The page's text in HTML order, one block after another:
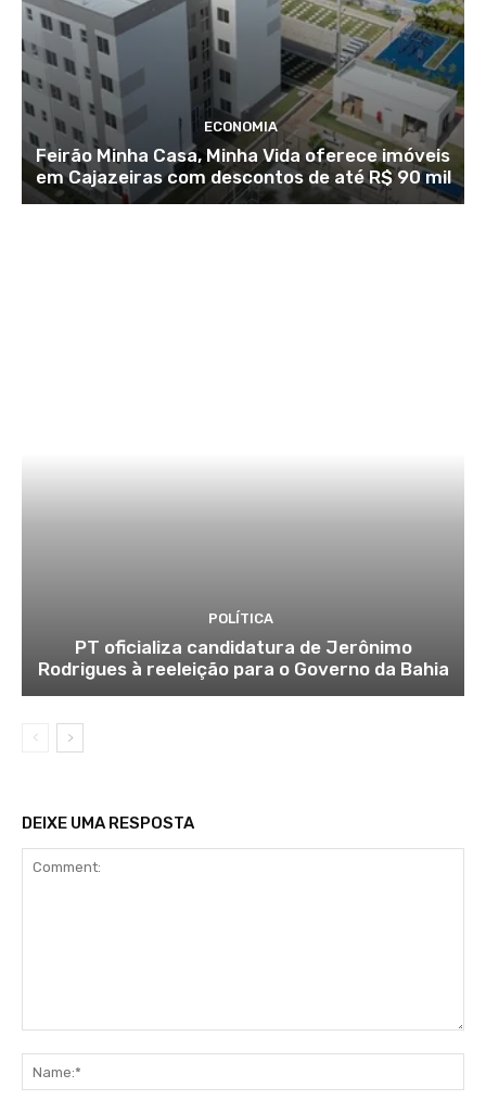
ECONOMIA
Feirão Minha Casa, Minha Vida oferece imóveis
em Cajazeiras com descontos de até R$ 90 mil
POLÍTICA
PT oficializa candidatura de Jerônimo
Rodrigues à reeleição para o Governo da Bahia
DEIXE UMA RESPOSTA